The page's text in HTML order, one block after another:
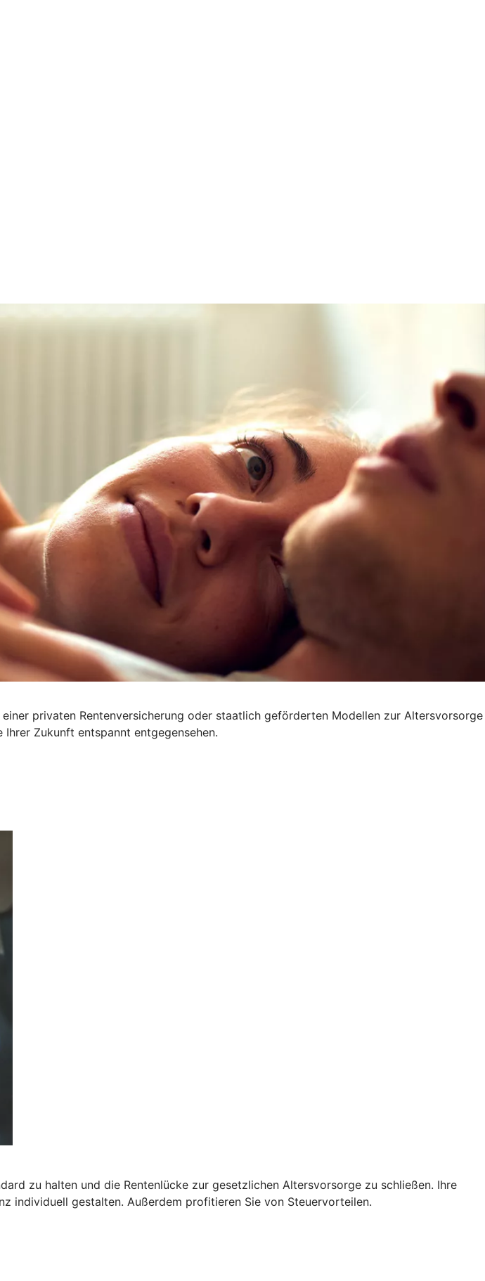
privaten Rentenversicherung oder staatlich geförderten Modellen zur Altersvorsorge
Zukunft entspannt entgegensehen.
zu halten und die Rentenlücke zur gesetzlichen Altersvorsorge zu schließen. Ihre
individuell gestalten. Außerdem profitieren Sie von Steuervorteilen.